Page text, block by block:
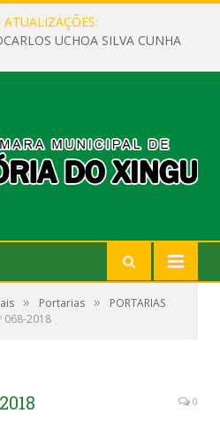
UCHOA SILVA CUNHA
» Portarias »
PORTARIAS
068-2018
0